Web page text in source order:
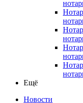
Ещё
Новости